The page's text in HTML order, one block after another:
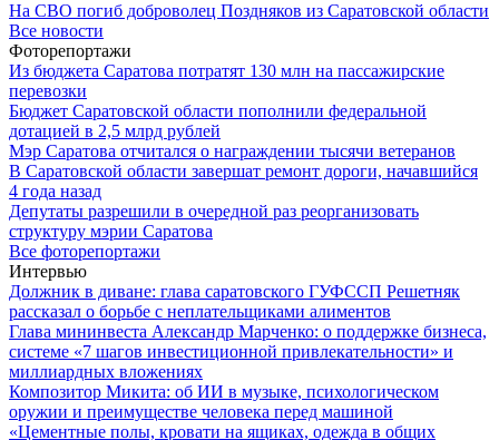
На СВО погиб доброволец Поздняков из Саратовской области
Все новости
Фоторепортажи
Из бюджета Саратова потратят 130 млн на пассажирские
перевозки
Бюджет Саратовской области пополнили федеральной
дотацией в 2,5 млрд рублей
Мэр Саратова отчитался о награждении тысячи ветеранов
В Саратовской области завершат ремонт дороги, начавшийся
4 года назад
Депутаты разрешили в очередной раз реорганизовать
структуру мэрии Саратова
Все фоторепортажи
Интервью
Должник в диване: глава саратовского ГУФССП Решетняк
рассказал о борьбе с неплательщиками алиментов
Глава мининвеста Александр Марченко: о поддержке бизнеса,
системе «7 шагов инвестиционной привлекательности» и
миллиардных вложениях
Композитор Микита: об ИИ в музыке, психологическом
оружии и преимуществе человека перед машиной
«Цементные полы, кровати на ящиках, одежда в общих